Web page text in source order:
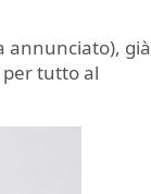
annunciato), già
per tutto al